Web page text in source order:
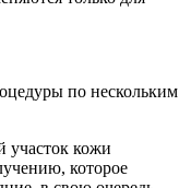
по нескольким
участок кожи
которое